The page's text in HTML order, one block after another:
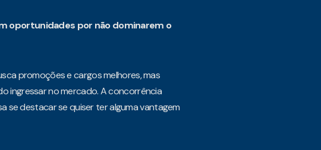
oportunidades por não dominarem o
promoções e cargos melhores, mas
ingressar no mercado. A concorrência
se destacar se quiser ter alguma vantagem